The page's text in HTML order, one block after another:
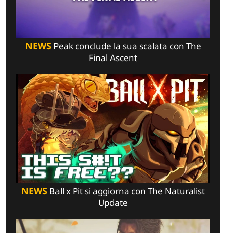
NEWSPeak conclude la sua scalata con The
Final Ascent
NEWS Ball x Pit si aggiorna con The Naturalist
Update